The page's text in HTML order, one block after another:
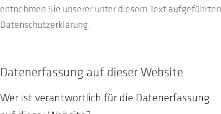
entnehmen Sie unserer unter diesem Text aufgeführten
Datenschutzerklärung.
Datenerfassung auf dieser Website
Wer ist verantwortlich für die Datenerfassung